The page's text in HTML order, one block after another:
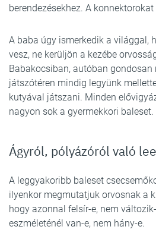
berendezésekhez. A
A baba úgy ismerkedik a világgal,
vesz, ne kerüljön a kezébe
Babakocsiban, autóban gondosan
játszótéren mindig legyünk
kutyával játszani. Minden
nagyon sok a gyermekkori baleset.
Ágyról, pólyázóról való
A leggyakoribb baleset
ilyenkor megmutatjuk orvosnak a
hogy azonnal felsír-e, nem
eszméleténél van-e, nem hány-e.